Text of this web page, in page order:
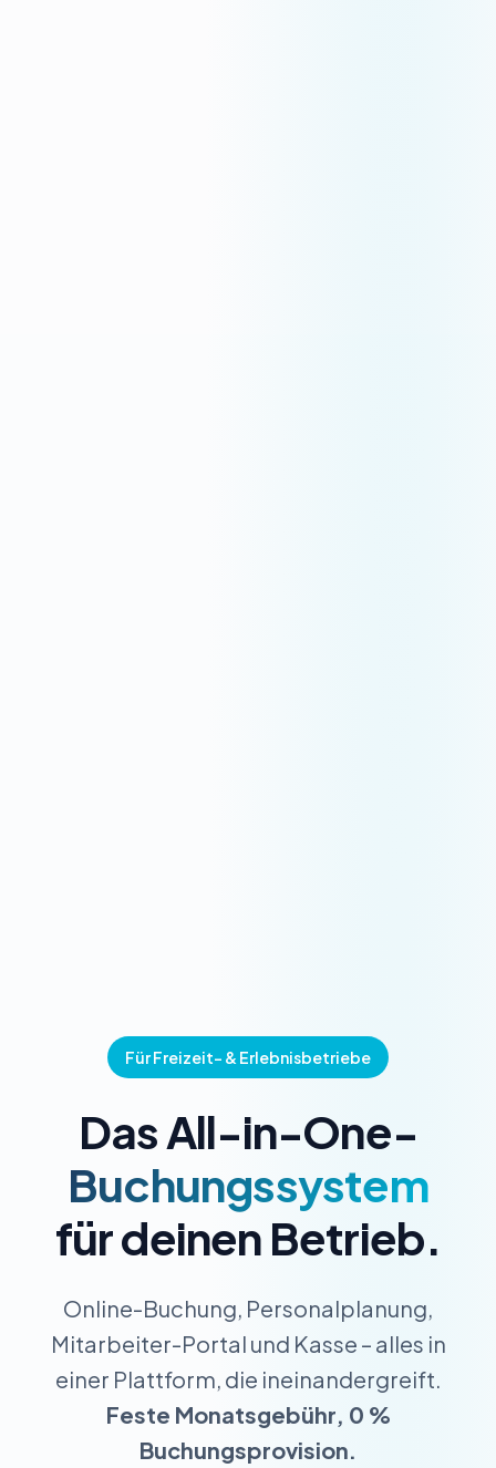
Für Freizeit- & Erlebnisbetriebe
Das All-in-One-
Buchungssystem
für deinen Betrieb.
Online-Buchung, Personalplanung,
Mitarbeiter-Portal und Kasse – alles in
einer Plattform, die ineinandergreift.
Feste Monatsgebühr, 0 %
Buchungsprovision.